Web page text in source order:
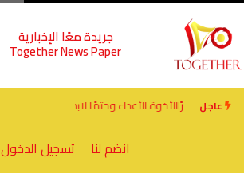
جريدة معًا الإخبارية
Together News Paper
عاجل الأخوة الأعداء وحتمًا لابد من لقاء
انضم لنا تسجيل الدخول